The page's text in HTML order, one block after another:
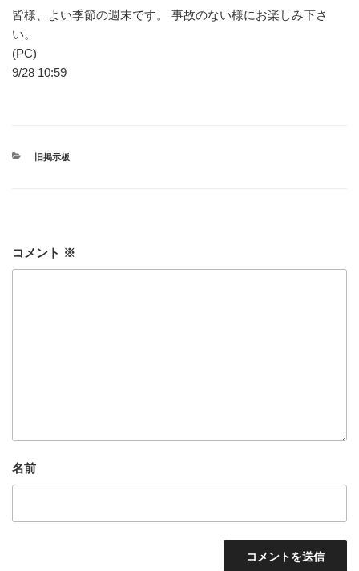
皆様、よい季節の週末です。 事故のない様にお楽しみ下さ
い。
(PC)
9/28 10:59
カ旧掲示板
コメント ※
名前